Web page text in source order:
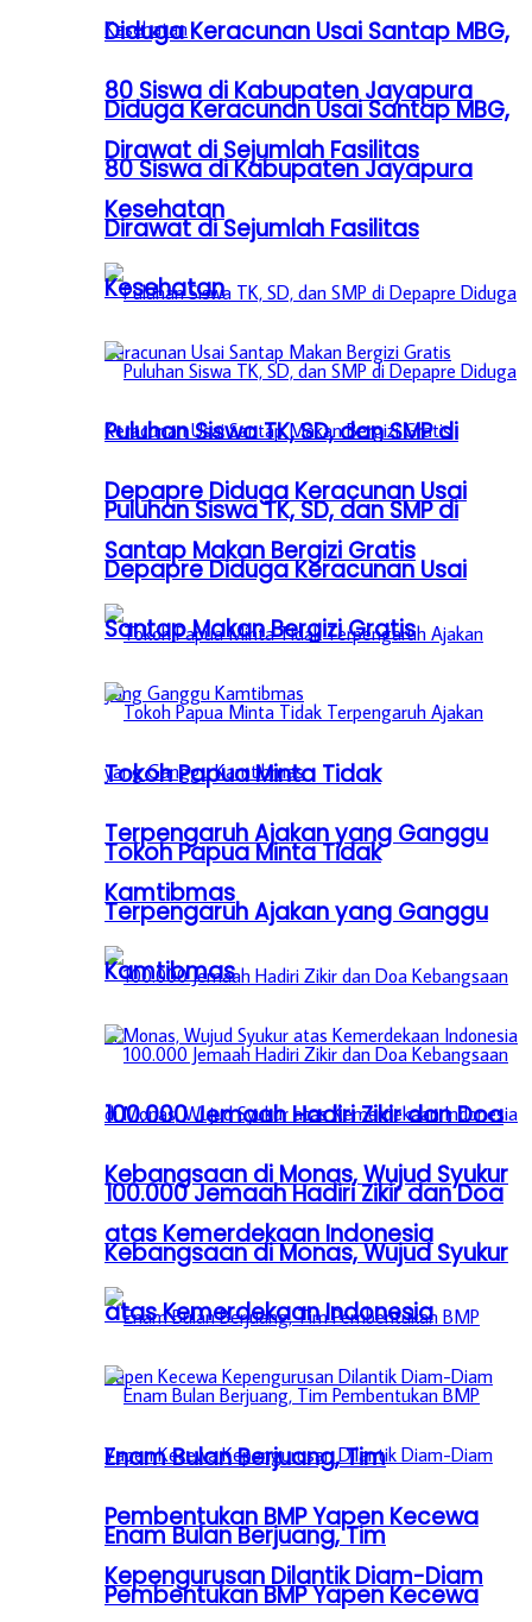
Diduga Keracunan Usai Santap MBG,
80 Siswa di Kabupaten Jayapura
Dirawat di Sejumlah Fasilitas
Kesehatan
Puluhan Siswa TK, SD, dan SMP di
Depapre Diduga Keracunan Usai
Santap Makan Bergizi Gratis
Tokoh Papua Minta Tidak
Terpengaruh Ajakan yang Ganggu
Kamtibmas
100.000 Jemaah Hadiri Zikir dan Doa
Kebangsaan di Monas, Wujud Syukur
atas Kemerdekaan Indonesia
Enam Bulan Berjuang, Tim
Pembentukan BMP Yapen Kecewa
Kepengurusan Dilantik Diam-Diam
Diduga Keracunan Usai Santap MBG,
80 Siswa di Kabupaten Jayapura
Dirawat di Sejumlah Fasilitas
Kesehatan
Puluhan Siswa TK, SD, dan SMP di
Depapre Diduga Keracunan Usai
Santap Makan Bergizi Gratis
Tokoh Papua Minta Tidak
Terpengaruh Ajakan yang Ganggu
Kamtibmas
100.000 Jemaah Hadiri Zikir dan Doa
Kebangsaan di Monas, Wujud Syukur
atas Kemerdekaan Indonesia
Enam Bulan Berjuang, Tim
Pembentukan BMP Yapen Kecewa